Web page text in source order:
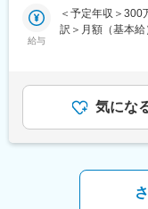
ん、先輩ともい
とつ。困った時は
月額8万円（年額
■認定資格取得
1．エグゼクテ
4．アドバイザー
※試験の合格率・
※会社をあげて合
■業務内容
（2）通販サイト
（3）各種バイク
（4）納車対応（
もあります。
■研修フォロー体制
給与
＜予定年収＞300
訳＞月額（基本
手当＞有＜給与
型賞与：年2回※
績：・年収346万
収420万円（月収
り、選考を通じ
当を含めた表記
気にな